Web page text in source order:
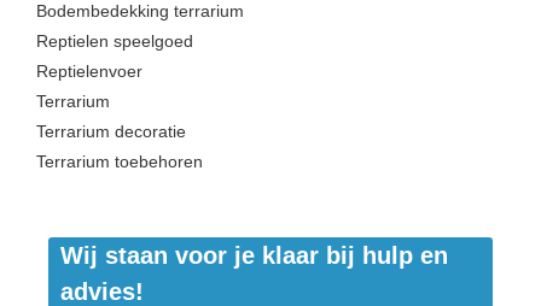
Bodembedekking terrarium
Reptielen speelgoed
Reptielenvoer
Terrarium
Terrarium decoratie
Terrarium toebehoren
Wij staan voor je klaar bij hulp en
advies!